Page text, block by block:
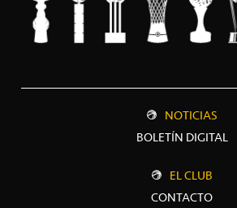
NOTICIAS
BOLETÍN DIGITAL
EL CLUB
CONTACTO